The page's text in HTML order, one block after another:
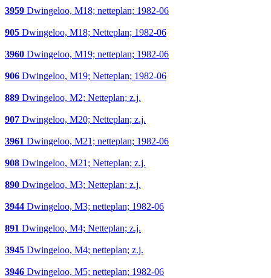
3959 Dwingeloo, M18; netteplan; 1982-06
905 Dwingeloo, M18; Netteplan; 1982-06
3960 Dwingeloo, M19; netteplan; 1982-06
906 Dwingeloo, M19; Netteplan; 1982-06
889 Dwingeloo, M2; Netteplan; z.j.
907 Dwingeloo, M20; Netteplan; z.j.
3961 Dwingeloo, M21; netteplan; 1982-06
908 Dwingeloo, M21; Netteplan; z.j.
890 Dwingeloo, M3; Netteplan; z.j.
3944 Dwingeloo, M3; netteplan; 1982-06
891 Dwingeloo, M4; Netteplan; z.j.
3945 Dwingeloo, M4; netteplan; z.j.
3946 Dwingeloo, M5; netteplan; 1982-06